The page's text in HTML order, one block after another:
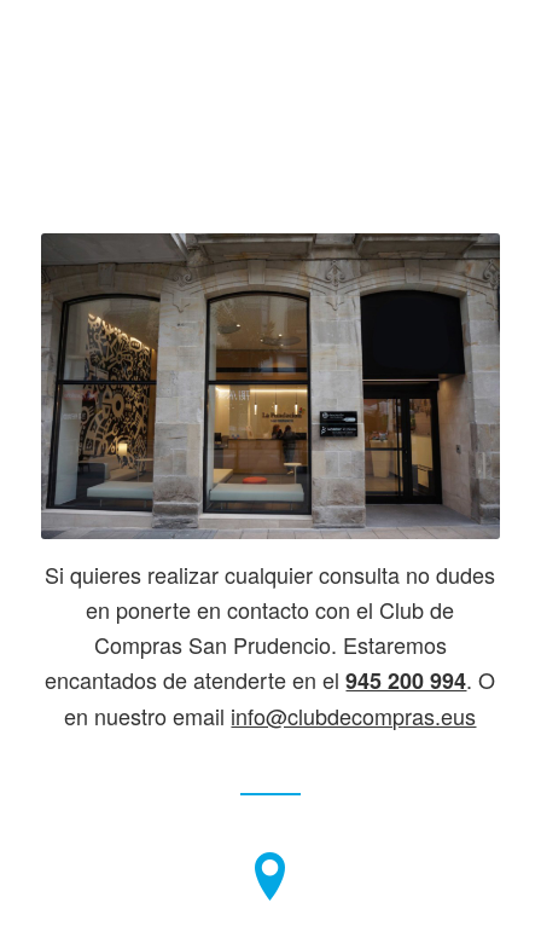
Si quieres realizar cualquier consulta no dudes
en ponerte en contacto con el Club de
Compras San Prudencio. Estaremos
encantados de atenderte en el945 200 994. O
en nuestro email info@clubdecompras.eus